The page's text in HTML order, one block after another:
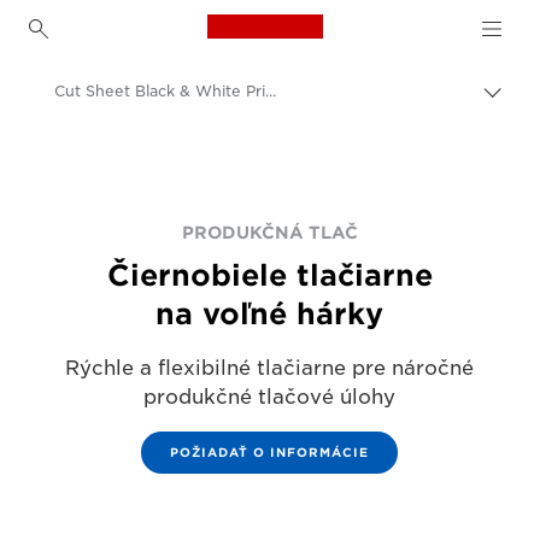
Canon Logo, back to
Podnikové produkty
Produkčná tlač
Cut Sheet Black & White Printers
PRODUKČNÁ TLAČ
Čiernobiele tlačiarne
na voľné hárky
Rýchle a flexibilné tlačiarne pre náročné
produkčné tlačové úlohy
POŽIADAŤ O INFORMÁCIE